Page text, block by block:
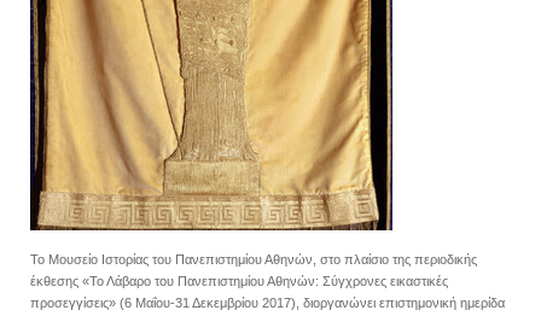
Το Μουσείο Ιστορίας του Πανεπιστημίου Αθηνών, στο πλαίσιο της περιοδικής
έκθεσης «Το Λάβαρο του Πανεπιστημίου Αθηνών: Σύγχρονες εικαστικές
προσεγγίσεις» (6 Μαΐου-31 Δεκεμβρίου 2017), διοργανώνει επιστημονική ημερίδα